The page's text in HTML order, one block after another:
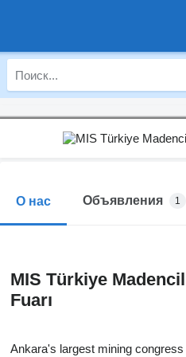
О нас Объявления 1
MIS Türkiye
Fuarı
Ankara's largest mining